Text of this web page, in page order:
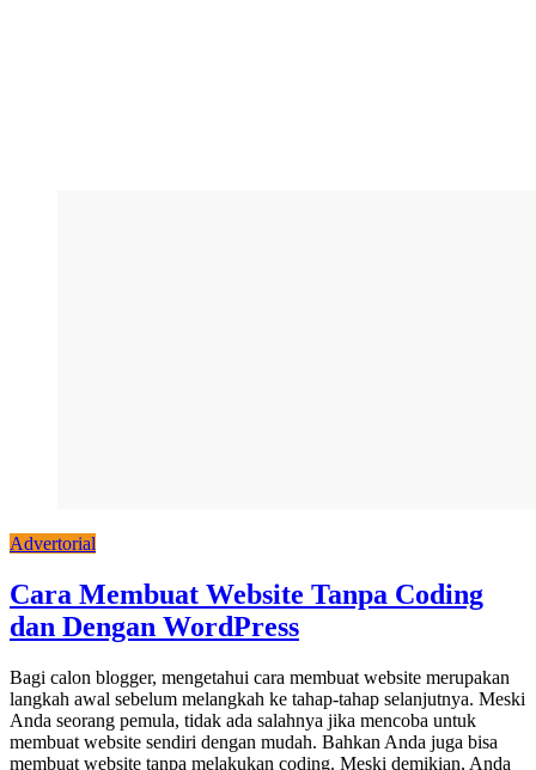
Advertorial
Cara Membuat Website Tanpa Coding
dan Dengan WordPress
Bagi calon blogger, mengetahui cara membuat website merupakan
langkah awal sebelum melangkah ke tahap-tahap selanjutnya. Meski
Anda seorang pemula, tidak ada salahnya jika mencoba untuk
membuat website sendiri dengan mudah. Bahkan Anda juga bisa
membuat website tanpa melakukan coding. Meski demikian, Anda